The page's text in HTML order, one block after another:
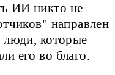
ИИ никто не
направлен
люди, которые
его во благо.